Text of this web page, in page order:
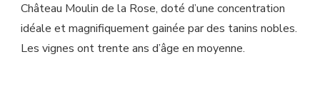
Château Moulin de la Rose, doté d’une concentration
idéale et magnifiquement gainée par des tanins nobles.
Les vignes ont trente ans d’âge en moyenne.